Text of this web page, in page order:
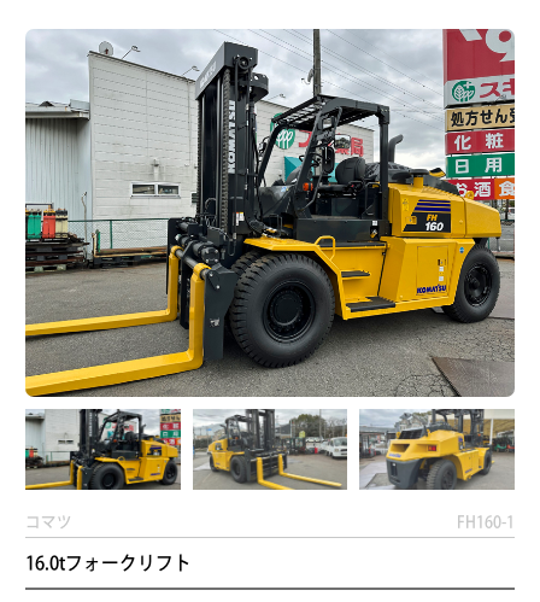
コマツ FH160-1
16.0tフォークリフト